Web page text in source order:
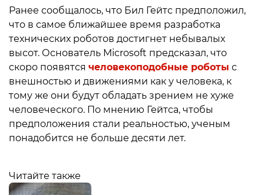
Ранее сообщалось, что Бил Гейтс предположил,
что в самое ближайшее время разработка
технических роботов достигнет небывалых
высот. Основатель Microsoft предсказал, что
скоро появятся человекоподобные роботы с
внешностью и движениями как у человека, к
тому же они будут обладать зрением не хуже
человеческого. По мнению Гейтса, чтобы
предположения стали реальностью, ученым
понадобится не больше десяти лет.
Читайте также